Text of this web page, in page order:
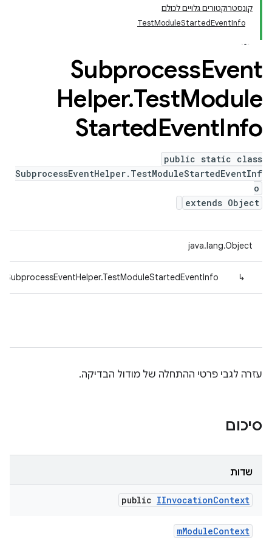
קונסטרוקטורים גלויים לכולם
TestModuleStartedEventInfo
SubprocessEvent
Helper.TestModule
StartedEventInfo
public static class
SubprocessEventHelper.TestModuleStartedEventInf
o
extends Object
java.lang.Object
↳
עזרה לגבי פרטי ההתחלה של מודול הבדיקה.
סיכום
שדות
public IInvocationContext
mModuleContext